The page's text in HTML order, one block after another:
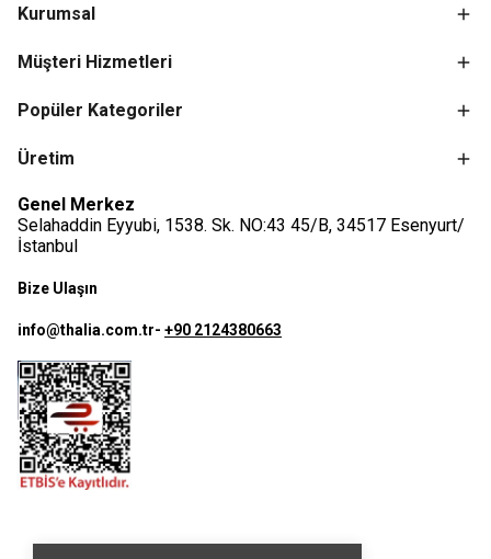
Kurumsal
Müşteri Hizmetleri
Popüler Kategoriler
Üretim
Genel Merkez
Selahaddin Eyyubi, 1538. Sk. NO:43 45/B, 34517 Esenyurt/
İstanbul
Bize Ulaşın
info@thalia.com.tr- +90 2124380663